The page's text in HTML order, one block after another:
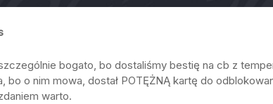
bogato, bo dostaliśmy bestię na cb z
bo o nim mowa, dostał POTĘŻNĄ kartę do
warto.